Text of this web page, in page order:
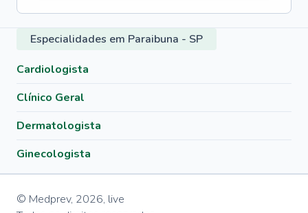
Especialidades em Paraibuna - SP
Cardiologista
Clínico Geral
Dermatologista
Ginecologista
© Medprev, 2026, live